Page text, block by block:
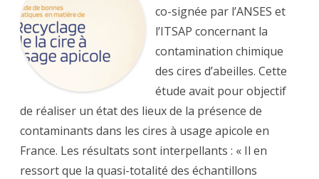
contamination
des
cires
d’abeilles
en
France
co-signée par l’ANSES et
l’ITSAP concernant la
contamination chimique
des cires d’abeilles. Cette
étude avait pour objectif
de réaliser un état des lieux de la présence de
contaminants dans les cires à usage apicole en
France. Les résultats sont interpellants : « Il en
ressort que la quasi-totalité des échantillons